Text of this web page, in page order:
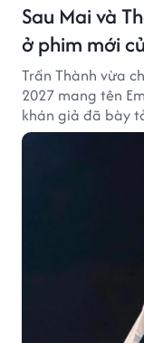
Sau Mai và
ở phim mới
Trấn Thành vừa
2027 mang tên
khán giả đã bày
vào bộ phim mới